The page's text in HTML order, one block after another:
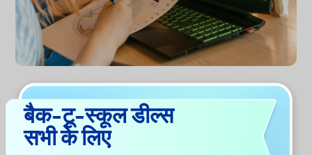
अब जेनरेट करें
बैक-टू-स्कूल डील्स
सभी के लिए